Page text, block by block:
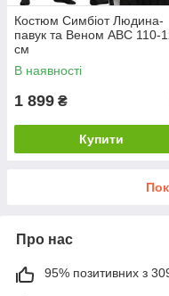
Костюм Симбіот Людина-
павук та Веном ABC 110-
см
В наявності
1 899 ₴
Купити
Про нас
95% позитивних з 309